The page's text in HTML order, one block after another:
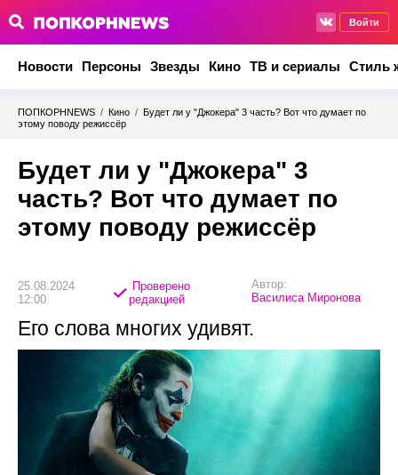
Войти
Новости Персоны Звезды Кино ТВ и сериалы Стиль
ПОПКОРНNEWS / Кино / Будет ли у "Джокера" 3 часть? Вот что думает по
этому поводу режиссёр
Будет ли у "Джокера" 3
часть? Вот что думает по
этому поводу режиссёр
25.08.2024
12:00
Проверено
редакцией
Автор:
Василиса Миронова
Его слова многих удивят.